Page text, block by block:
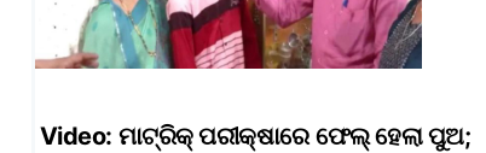
Video: ମାଟ୍ରିକ୍ ପରୀକ୍ଷାରେ ଫେଲ୍ ହେଲା ପୁଅ;